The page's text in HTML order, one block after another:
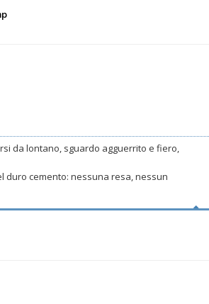
da lontano, sguardo agguerrito e fiero,
duro cemento: nessuna resa, nessun